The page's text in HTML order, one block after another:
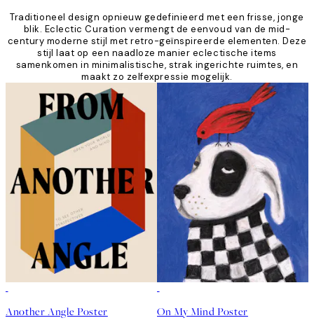
Traditioneel design opnieuw gedefinieerd met een frisse, jonge
blik. Eclectic Curation vermengt de eenvoud van de mid-
century moderne stijl met retro-geïnspireerde elementen. Deze
stijl laat op een naadloze manier eclectische items
samenkomen in minimalistische, strak ingerichte ruimtes, en
maakt zo zelfexpressie mogelijk.
Another Angle Poster On My Mind Poster